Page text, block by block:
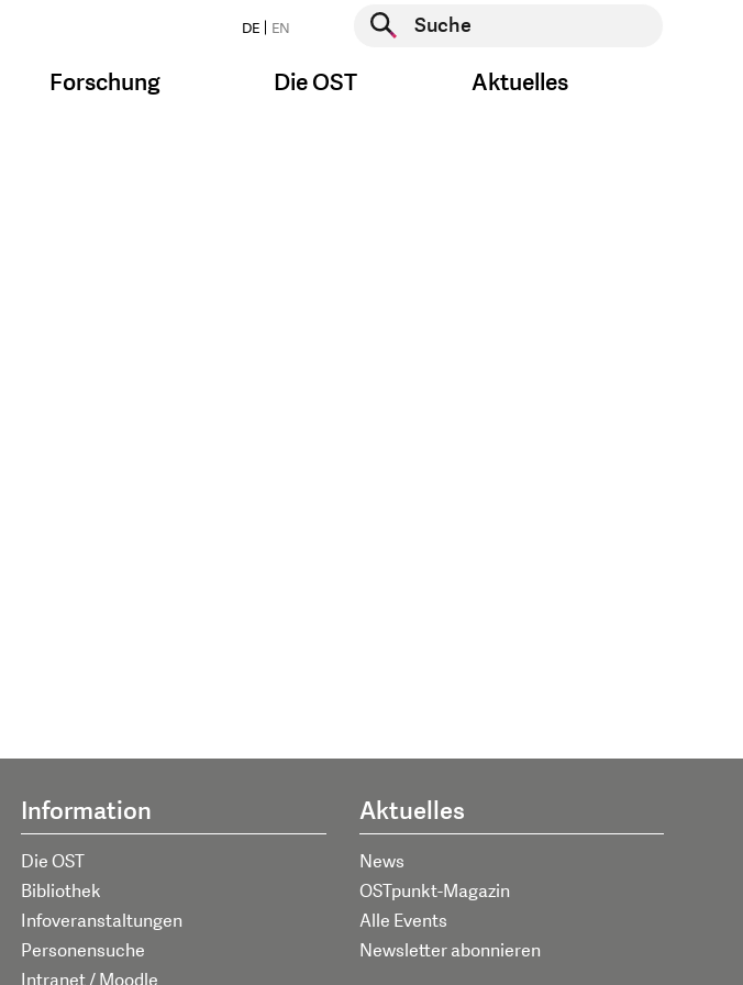
DE EN
Suche starten
Forschung Die OST Aktuelles
Information
Die OST
Bibliothek
Infoveranstaltungen
Personensuche
Intranet / Moodle
Aktuelles
News
OSTpunkt-Magazin
Alle Events
Newsletter abonnieren